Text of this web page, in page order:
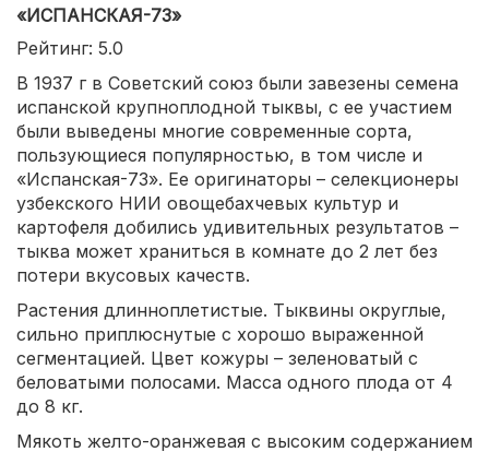
«ИСПАНСКАЯ-73»
Рейтинг: 5.0
В 1937 г в Советский союз были завезены семена
испанской крупноплодной тыквы, с ее участием
были выведены многие современные сорта,
пользующиеся популярностью, в том числе и
«Испанская-73». Ее оригинаторы – селекционеры
узбекского НИИ овощебахчевых культур и
картофеля добились удивительных результатов –
тыква может храниться в комнате до 2 лет без
потери вкусовых качеств.
Растения длинноплетистые. Тыквины округлые,
сильно приплюснутые с хорошо выраженной
сегментацией. Цвет кожуры – зеленоватый с
беловатыми полосами. Масса одного плода от 4
до 8 кг.
Мякоть желто-оранжевая с высоким содержанием